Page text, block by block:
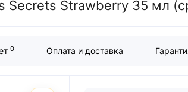
Secrets Strawberry 35 мл
0 Оплата и доставка